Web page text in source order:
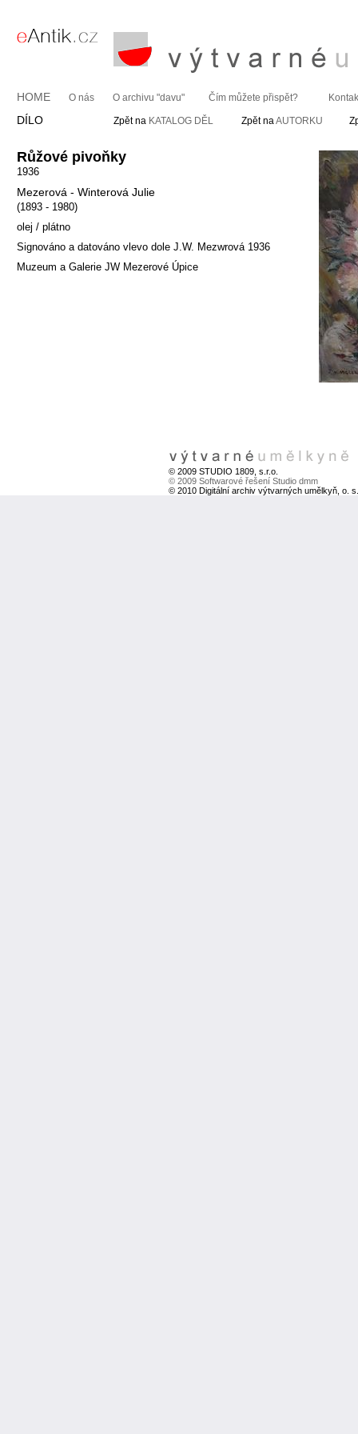
HOME O nás O archivu "davu" Čím můžete přispět?
DÍLO Zpět na KATALOG DĚL Zpět naAUTORKU
Růžové pivoňky
1936
Mezerová - Winterová Julie
(1893 - 1980)
olej / plátno
Signováno a datováno vlevo dole J.W. Mezwrová 1936
Muzeum a Galerie JW Mezerové Úpice
© 2009 STUDIO 1809, s.r.o.
© 2009 Softwarové řešení Studio dmm
© 2010 Digitální archiv výtvarných umělkyň, o. s.